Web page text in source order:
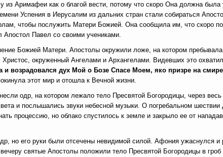
из Аримафеи как о благой вести, потому что скоро Она должна
Успения в Иерусалим из дальних стран стали собираться
чтобы послужить Матери Божией. Она сообщила им, что скоро
Павел со своими учениками.
Божией Матери. Апостолы окружили ложе, на котором
окруженный Ангелами и Архангелами. Видевших это
и возрадовался дух Мой о Бозе Спасе Моем, яко призре на
этот мир и отошла к Вечной жизни.
одр, на котором лежало тело Пресвятой Богородицы, через
и послышались звуки небесной музыки. О погребальном шествии
процессию, но облако спустилось к земле и закрыло ее от
но его руки были отсечены невидимой силой. Афония ужаснулся и
святые Апостолы положили тело Пресвятой Богородицы в